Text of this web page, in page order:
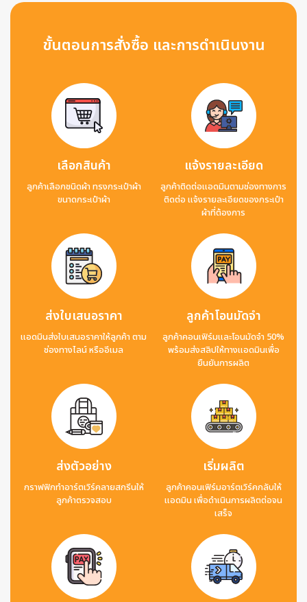
ขั้นตอนการสั่งซื้อ และการดำเนินงาน
เลือกสินค้า
ลูกค้าเลือกชนิดผ้า ทรงกระเป๋าผ้า
ขนาดกระเป๋าผ้า
แจ้งรายละเอียด
ลูกค้าติดต่อแอดมินตามช่องทางการ
ติดต่อ แจ้งรายละเอียดของกระเป๋า
ผ้าที่ต้องการ
ส่งใบเสนอราคา
แอดมินส่งใบเสนอราคาให้ลูกค้า ตาม
ช่องทางไลน์ หรืออีเมล
ลูกค้าโอนมัดจำ
ลูกค้าคอนเฟิร์มและโอนมัดจำ 50%
พร้อมส่งสลิปให้ทางแอดมินเพื่อ
ยืนยันการผลิต
ส่งตัวอย่าง
กราฟฟิกทำอาร์ตเวิร์คลายสกรีนให้
ลูกค้าตรวจสอบ
เริ่มผลิต
ลูกค้าคอนเฟิร์มอาร์ตเวิร์คกลับให้
แอดมิน เพื่อดำเนินการผลิตต่อจน
เสร็จ